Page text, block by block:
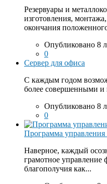
Резервуары и
изготовления,
окончания
Опубликовано 8
0
Сервер для офиса
С каждым годом
более совершенными и
Опубликовано 8
0
Программа
Наверное, каждый
грамотное управление
благополучия как...